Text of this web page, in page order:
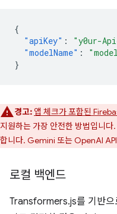
{
"apiKey" : "y0ur-
"modelName" :
}
경고: 앱 체크가 포함된
지원하는 가장 안전한 방법입니
합니다. Gemini 또는 OpenAI
로컬 백엔드
Transformers.js를 기반으